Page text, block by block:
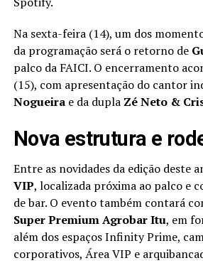
Na sexta-feira (14), um dos
da programação será o retorno de
palco da FAICI. O encerramento
(15), com apresentação do cantor
Nogueirae da dupla Zé Neto &
Nova estrutura e
Entre as novidades da edição deste
VIP, localizada próxima ao palco e
de bar. O evento também contará
Super Premium Agrobar Itu, em
além dos espaços Infinity Prime,
corporativos, Área VIP e